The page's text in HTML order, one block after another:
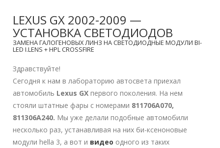
LEXUS GX 2002-2009 —
УСТАНОВКА СВЕТОДИОДОВ
ЗАМЕНА ГАЛОГЕНОВЫХ ЛИНЗ НА СВЕТОДИОДНЫЕ МОДУЛИ BI-
LED I.LENS + HPL CROSSFIRE
Здравствуйте!
Сегодня к нам в лабораторию автосвета приехал
автомобиль Lexus GX первого поколения. На нем
стояли штатные фары с номерами 811706A070,
811306A240. Мы уже делали подобные автомобили
несколько раз, устанавливая на них би-ксеноновые
модули hella 3, а вот и видео одного из таких